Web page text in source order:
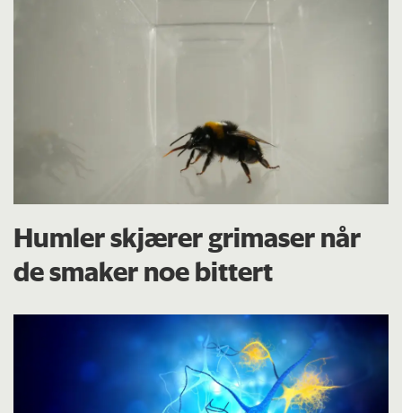
Humler skjærer grimaser når
de smaker noe bittert